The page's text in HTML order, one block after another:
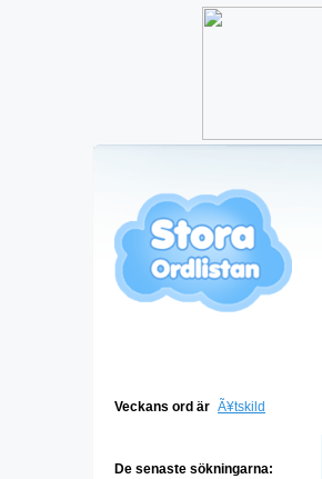
Veckans ord är Ã¥tskild
De senaste sökningarna: